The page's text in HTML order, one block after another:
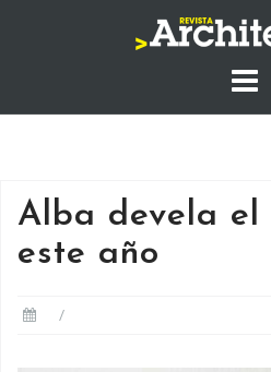
Alba devela el
este año